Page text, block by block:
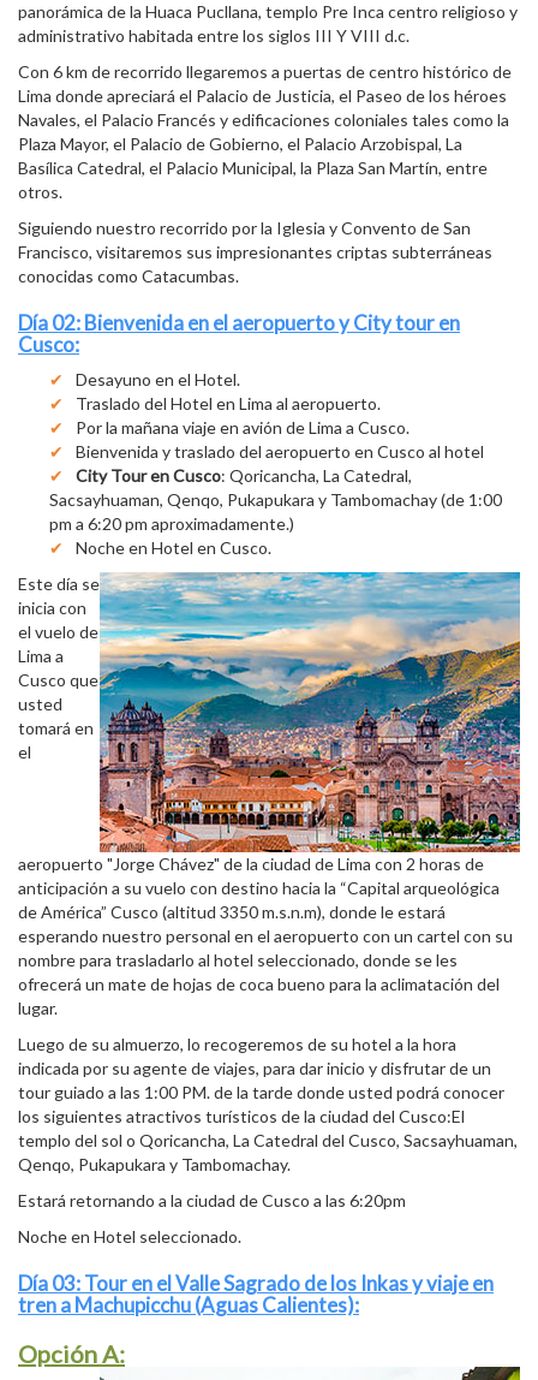
panorámica de la Huaca Pucllana, templo Pre Inca centro religioso y
administrativo habitada entre los siglos III Y VIII d.c.
Con 6 km de recorrido llegaremos a puertas de centro histórico de
Lima donde apreciará el Palacio de Justicia, el Paseo de los héroes
Navales, el Palacio Francés y edificaciones coloniales tales como la
Plaza Mayor, el Palacio de Gobierno, el Palacio Arzobispal, La
Basílica Catedral, el Palacio Municipal, la Plaza San Martín, entre
otros.
Siguiendo nuestro recorrido por la Iglesia y Convento de San
Francisco, visitaremos sus impresionantes criptas subterráneas
conocidas como Catacumbas.
Día 02: Bienvenida en el aeropuerto y City tour en
Cusco:
Desayuno en el Hotel.
Traslado del Hotel en Lima al aeropuerto.
Por la mañana viaje en avión de Lima a Cusco.
Bienvenida y traslado del aeropuerto en Cusco al hotel
City Tour en Cusco: Qoricancha, La Catedral,
Sacsayhuaman, Qenqo, Pukapukara y Tambomachay (de 1:00
pm a 6:20 pm aproximadamente.)
Noche en Hotel en Cusco.
Este día se
inicia con
el vuelo de
Lima a
Cusco que
usted
tomará en
el
aeropuerto "Jorge Chávez" de la ciudad de Lima con 2 horas de
anticipación a su vuelo con destino hacia la “Capital arqueológica
de América” Cusco (altitud 3350 m.s.n.m), donde le estará
esperando nuestro personal en el aeropuerto con un cartel con su
nombre para trasladarlo al hotel seleccionado, donde se les
ofrecerá un mate de hojas de coca bueno para la aclimatación del
lugar.
Luego de su almuerzo, lo recogeremos de su hotel a la hora
indicada por su agente de viajes, para dar inicio y disfrutar de un
tour guiado a las 1:00 PM. de la tarde donde usted podrá conocer
los siguientes atractivos turísticos de la ciudad del Cusco:El
templo del sol o Qoricancha, La Catedral del Cusco, Sacsayhuaman,
Qenqo, Pukapukara y Tambomachay.
Estará retornando a la ciudad de Cusco a las 6:20pm
Noche en Hotel seleccionado.
Día 03: Tour en el Valle Sagrado de los Inkas y viaje en
tren a Machupicchu (Aguas Calientes):
Opción A: